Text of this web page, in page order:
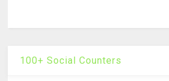
100+ Social Counters